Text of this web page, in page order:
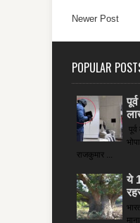
Newer Post
POPULAR
राजकुमार ...
ये